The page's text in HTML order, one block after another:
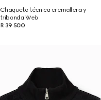
Chaqueta técnica cremallera y
tribanda Web
R 39 500